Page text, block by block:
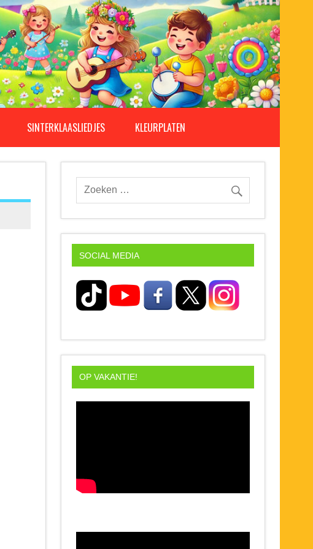
SINTERKLAASLIEDJES KLEURPLATEN
SOCIAL MEDIA
OP VAKANTIE!